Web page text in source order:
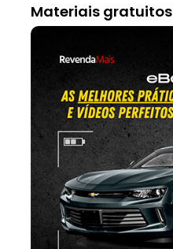
Materiais gratuitos